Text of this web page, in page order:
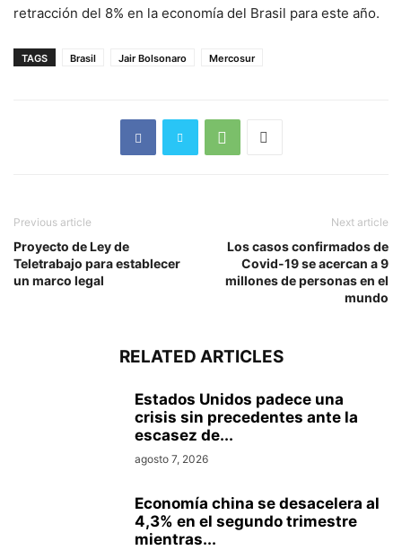
retracción del 8% en la economía del Brasil para este año.
TAGS Brasil Jair Bolsonaro Mercosur
Previous article
Proyecto de Ley de
Teletrabajo para establecer
un marco legal
Next article
Los casos confirmados de
Covid-19 se acercan a 9
millones de personas en el
mundo
RELATED ARTICLES
Estados Unidos padece una
crisis sin precedentes ante la
escasez de...
agosto 7, 2026
Economía china se desacelera al
4,3% en el segundo trimestre
mientras...